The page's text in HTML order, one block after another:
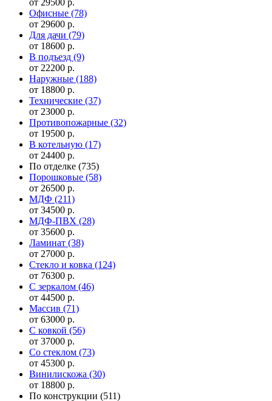
Офисные (78)
от 29600 р.
Для дачи (79)
от 18600 р.
В подъезд (9)
от 22200 р.
Наружные (188)
от 18800 р.
Технические (37)
от 23000 р.
Противопожарные (32)
от 19500 р.
В котельную (17)
от 24400 р.
По отделке (735)
Порошковые (58)
от 26500 р.
МДФ (211)
от 34500 р.
МДФ-ПВХ (28)
от 35600 р.
Ламинат (38)
от 27000 р.
Стекло и ковка (124)
от 76300 р.
С зеркалом (46)
от 44500 р.
Массив (71)
от 63000 р.
С ковкой (56)
от 37000 р.
Со стеклом (73)
от 45300 р.
Винилискожа (30)
от 18800 р.
По конструкции (511)